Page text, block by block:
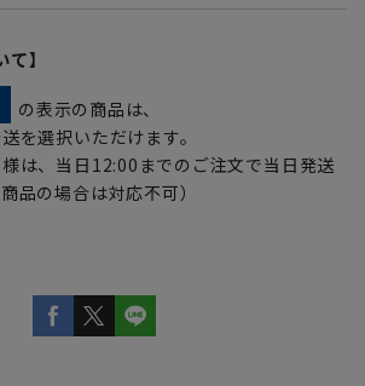
】
の表示の商品は、
を選択いただけます。
は、当日12:00までのご注文で当日発送
品の場合は対応不可）